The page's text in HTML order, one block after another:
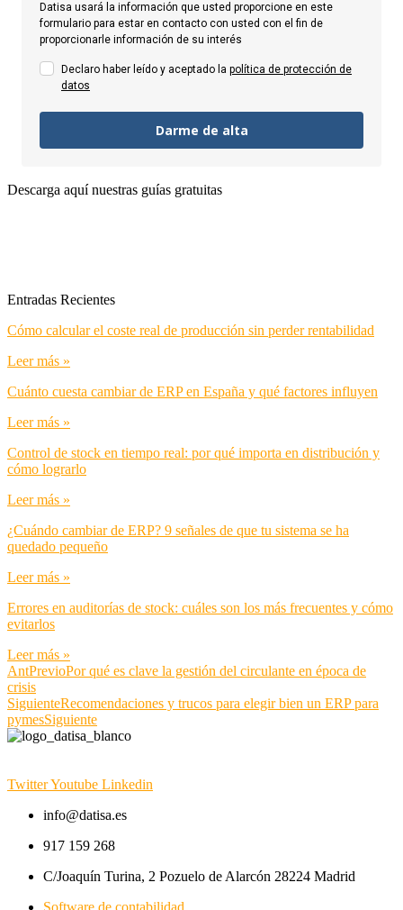
Datisa usará la información que usted proporcione en este
formulario para estar en contacto con usted con el fin de
proporcionarle información de su interés
Declaro haber leído y aceptado la política de protección de
datos
Darme de alta
Descarga aquí nuestras guías gratuitas
Entradas Recientes
Cómo calcular el coste real de producción sin perder rentabilidad
Leer más »
Cuánto cuesta cambiar de ERP en España y qué factores influyen
Leer más »
Control de stock en tiempo real: por qué importa en distribución y
cómo lograrlo
Leer más »
¿Cuándo cambiar de ERP? 9 señales de que tu sistema se ha
quedado pequeño
Leer más »
Errores en auditorías de stock: cuáles son los más frecuentes y cómo
evitarlos
Leer más »
AntPrevioPor qué es clave la gestión del circulante en época de
crisis
SiguienteRecomendaciones y trucos para elegir bien un ERP para
pymesSiguiente
TwitterYoutube Linkedin
info@datisa.es
917 159 268
C/Joaquín Turina, 2 Pozuelo de Alarcón 28224 Madrid
Software de contabilidad